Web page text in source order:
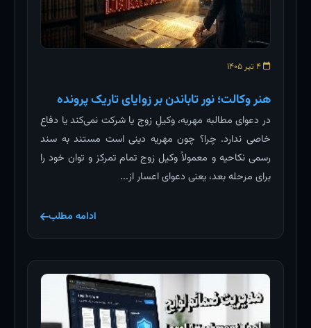
هنر وکالت؛ نور تاباندن بر زوایای تاریک پرونده
در دعوای مطالبه مهریه، وکیلِ زوج یا شرکت نمی‌کند یا دفاع
خاصی ندارد. چرا؟ چون مهریه دینی است مستند به سند
رسمی نکاحیه و معمولاً وکیل زوج تمام تمرکز و توان خود را
برای مرحله بعد، یعنی دعوای اعسار از...
ادامه مطلب